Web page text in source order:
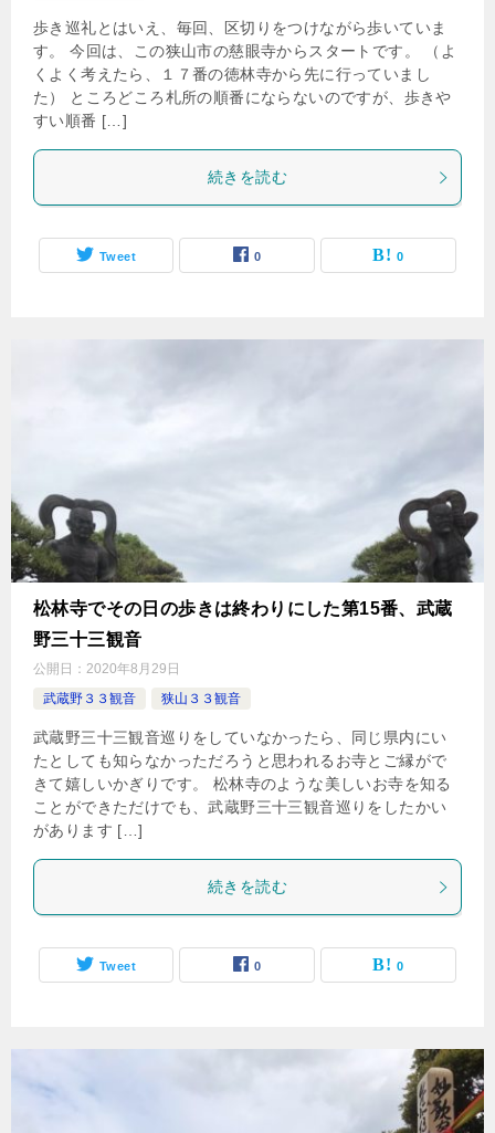
歩き巡礼とはいえ、毎回、区切りをつけながら歩いていま
す。 今回は、この狭山市の慈眼寺からスタートです。 （よ
くよく考えたら、１７番の徳林寺から先に行っていまし
た） ところどころ札所の順番にならないのですが、歩きや
すい順番 […]
続きを読む
Tweet 0 0
松林寺でその日の歩きは終わりにした第15番、武蔵
野三十三観音
公開日： 2020年8月29日
武蔵野３３観音
狭山３３観音
武蔵野三十三観音巡りをしていなかったら、同じ県内にい
たとしても知らなかっただろうと思われるお寺とご縁がで
きて嬉しいかぎりです。 松林寺のような美しいお寺を知る
ことができただけでも、武蔵野三十三観音巡りをしたかい
があります […]
続きを読む
Tweet 0 0